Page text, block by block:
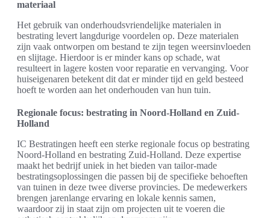
materiaal
Het gebruik van onderhoudsvriendelijke materialen in
bestrating levert langdurige voordelen op. Deze materialen
zijn vaak ontworpen om bestand te zijn tegen weersinvloeden
en slijtage. Hierdoor is er minder kans op schade, wat
resulteert in lagere kosten voor reparatie en vervanging. Voor
huiseigenaren betekent dit dat er minder tijd en geld besteed
hoeft te worden aan het onderhouden van hun tuin.
Regionale focus: bestrating in Noord-Holland en Zuid-
Holland
IC Bestratingen heeft een sterke regionale focus op bestrating
Noord-Holland en bestrating Zuid-Holland. Deze expertise
maakt het bedrijf uniek in het bieden van tailor-made
bestratingsoplossingen die passen bij de specifieke behoeften
van tuinen in deze twee diverse provincies. De medewerkers
brengen jarenlange ervaring en lokale kennis samen,
waardoor zij in staat zijn om projecten uit te voeren die